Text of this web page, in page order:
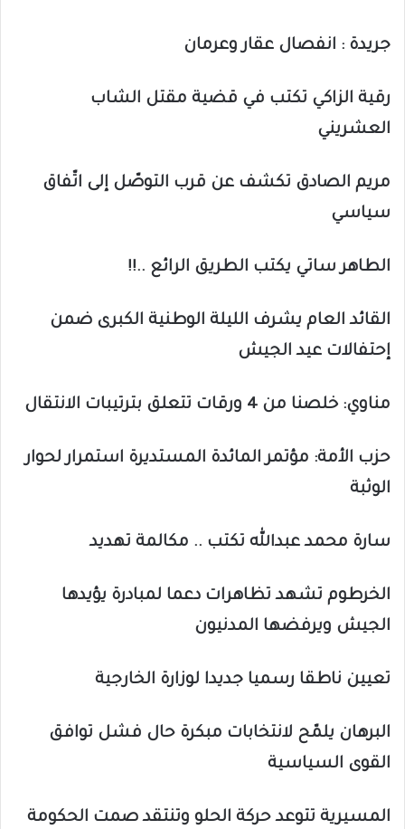
جريدة : انفصال عقار وعرمان
رقية الزاكي تكتب في قضية مقتل الشاب
العشريني
مريم الصادق تكشف عن قرب التوصّل إلى اتّفاق
سياسي
الطاهر ساتي يكتب الطريق الرائع ..!!
القائد العام يشرف الليلة الوطنية الكبرى ضمن
إحتفالات عيد الجيش
مناوي: خلصنا من 4 ورقات تتعلق بترتيبات الانتقال
حزب الأمة: مؤتمر المائدة المستديرة استمرار لحوار
الوثبة
سارة محمد عبدالله تكتب .. مكالمة تهديد
الخرطوم تشهد تظاهرات دعما لمبادرة يؤيدها
الجيش ويرفضها المدنيون
تعيين ناطقا رسميا جديدا لوزارة الخارجية
البرهان يلمّح لانتخابات مبكرة حال فشل توافق
القوى السياسية
المسيرية تتوعد حركة الحلو وتنتقد صمت الحكومة